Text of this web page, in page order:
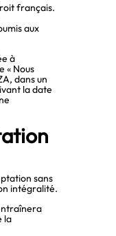
français.
aux
à
« Nous
dans un
la date
sans
intégralité.
la